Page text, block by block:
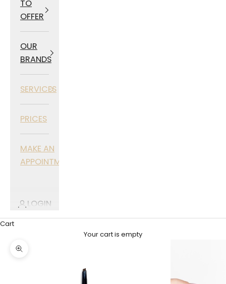
TO
OFFER
OUR
BRANDS
SERVICES
PRICES
MAKE AN
APPOINTMENT
LOGIN
Cart
Your cart is empty
Zoom picture